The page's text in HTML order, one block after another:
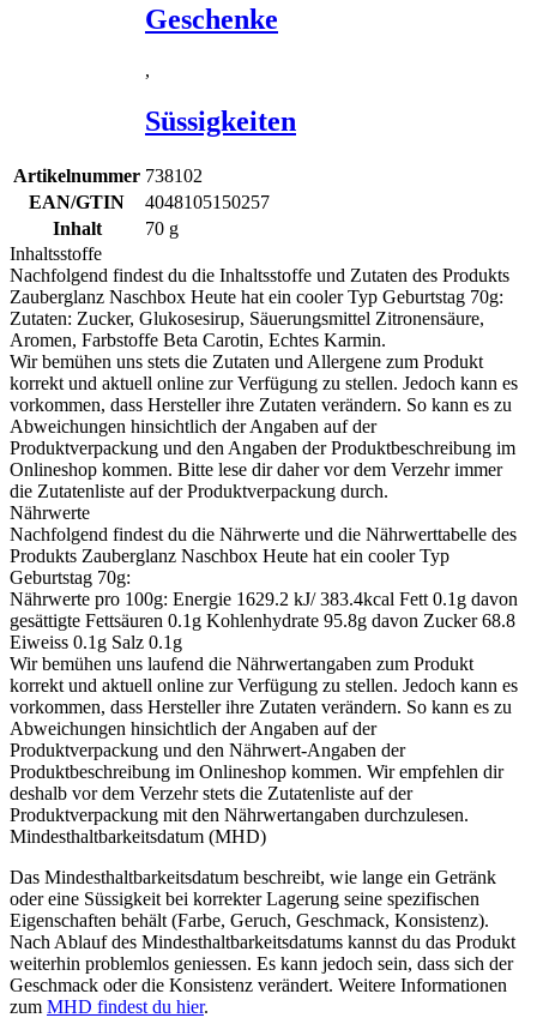
Geschenke
,
Süssigkeiten
Artikelnummer 738102
EAN/GTIN
4048105150257
Inhalt
70 g
Inhaltsstoffe
Nachfolgend findest du die Inhaltsstoffe und Zutaten des Produkts
Zauberglanz Naschbox Heute hat ein cooler Typ Geburtstag 70g:
Zutaten: Zucker, Glukosesirup, Säuerungsmittel Zitronensäure,
Aromen, Farbstoffe Beta Carotin, Echtes Karmin.
Wir bemühen uns stets die Zutaten und Allergene zum Produkt
korrekt und aktuell online zur Verfügung zu stellen. Jedoch kann es
vorkommen, dass Hersteller ihre Zutaten verändern. So kann es zu
Abweichungen hinsichtlich der Angaben auf der
Produktverpackung und den Angaben der Produktbeschreibung im
Onlineshop kommen. Bitte lese dir daher vor dem Verzehr immer
die Zutatenliste auf der Produktverpackung durch.
Nährwerte
Nachfolgend findest du die Nährwerte und die Nährwerttabelle des
Produkts Zauberglanz Naschbox Heute hat ein cooler Typ
Geburtstag 70g:
Nährwerte pro 100g: Energie 1629.2 kJ/ 383.4kcal Fett 0.1g davon
gesättigte Fettsäuren 0.1g Kohlenhydrate 95.8g davon Zucker 68.8
Eiweiss 0.1g Salz 0.1g
Wir bemühen uns laufend die Nährwertangaben zum Produkt
korrekt und aktuell online zur Verfügung zu stellen. Jedoch kann es
vorkommen, dass Hersteller ihre Zutaten verändern. So kann es zu
Abweichungen hinsichtlich der Angaben auf der
Produktverpackung und den Nährwert-Angaben der
Produktbeschreibung im Onlineshop kommen. Wir empfehlen dir
deshalb vor dem Verzehr stets die Zutatenliste auf der
Produktverpackung mit den Nährwertangaben durchzulesen.
Mindesthaltbarkeitsdatum (MHD)
Das Mindesthaltbarkeitsdatum beschreibt, wie lange ein Getränk
oder eine Süssigkeit bei korrekter Lagerung seine spezifischen
Eigenschaften behält (Farbe, Geruch, Geschmack, Konsistenz).
Nach Ablauf des Mindesthaltbarkeitsdatums kannst du das Produkt
weiterhin problemlos geniessen. Es kann jedoch sein, dass sich der
Geschmack oder die Konsistenz verändert. Weitere Informationen
zum MHD findest du hier.